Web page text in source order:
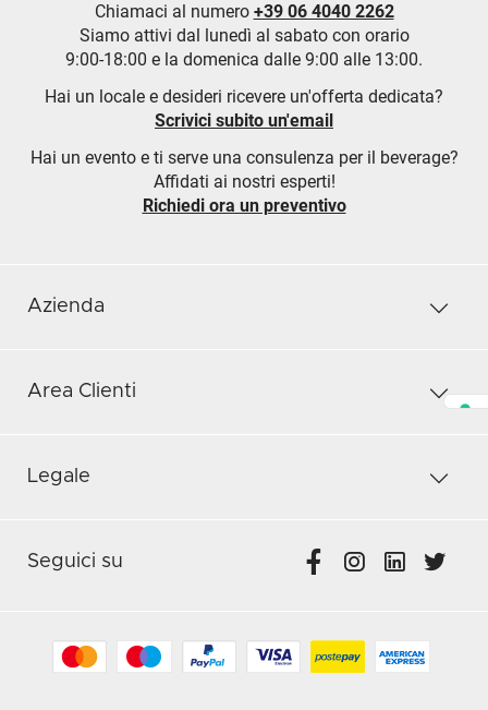
Chiamaci al numero +39 06 4040 2262
Siamo attivi dal lunedì al sabato con orario
9:00-18:00 e la domenica dalle 9:00 alle 13:00.
Hai un locale e desideri ricevere un'offerta dedicata?
Scrivici subito un'email
Hai un evento e ti serve una consulenza per il beverage?
Affidati ai nostri esperti!
Richiedi ora un preventivo
Azienda
Area Clienti
Legale
Seguici su